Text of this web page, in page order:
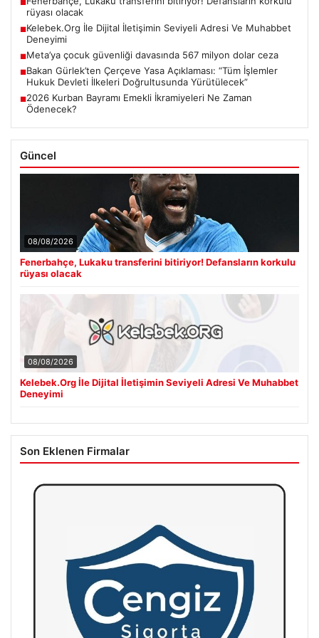
■
rüyası olacak
■Kelebek.Org İle Dijital İletişimin Seviyeli Adresi Ve Muhabbet
Deneyimi
■Meta’ya çocuk güvenliği davasında 567 milyon dolar ceza
■Bakan Gürlek’ten Çerçeve Yasa Açıklaması: “Tüm İşlemler
Hukuk Devleti İlkeleri Doğrultusunda Yürütülecek”
■2026 Kurban Bayramı Emekli İkramiyeleri Ne Zaman
Ödenecek?
Güncel
08/08/2026
Fenerbahçe, Lukaku transferini bitiriyor! Defansların korkulu
rüyası olacak
08/08/2026
Kelebek.Org İle Dijital İletişimin Seviyeli Adresi Ve Muhabbet
Deneyimi
Son Eklenen Firmalar